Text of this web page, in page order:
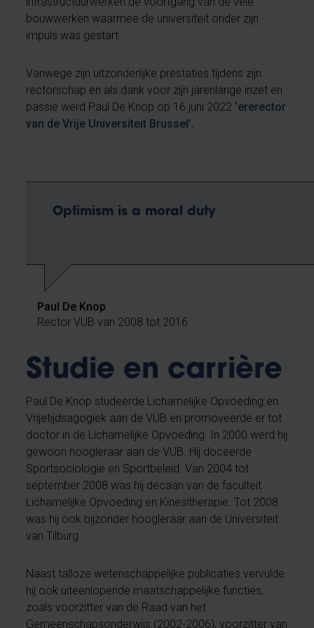
bouwwerken waarmee de universiteit onder zijn
impuls was gestart.
Vanwege zijn uitzonderlijke prestaties tijdens zijn
rectorschap en als dank voor zijn jarenlange inzet en
passie werd Paul De Knop op 16 juni 2022 ‘ererector
van de Vrije Universiteit Brussel’.
Optimism is a moral duty
Paul De Knop
Rector VUB van 2008 tot 2016
Studie en carrière
Paul De Knop studeerde Lichamelijke Opvoeding en
Vrijetijdsagogiek aan de VUB en promoveerde er tot
doctor in de Lichamelijke Opvoeding. In 2000 werd hij
gewoon hoogleraar aan de VUB. Hij doceerde
Sportsociologie en Sportbeleid. Van 2004 tot
september 2008 was hij decaan van de faculteit
Lichamelijke Opvoeding en Kinesitherapie. Tot 2008
was hij ook bijzonder hoogleraar aan de Universiteit
van Tilburg.
Naast talloze wetenschappelijke publicaties vervulde
hij ook uiteenlopende maatschappelijke functies,
zoals voorzitter van de Raad van het
Gemeenschapsonderwijs (2002-2006), voorzitter van